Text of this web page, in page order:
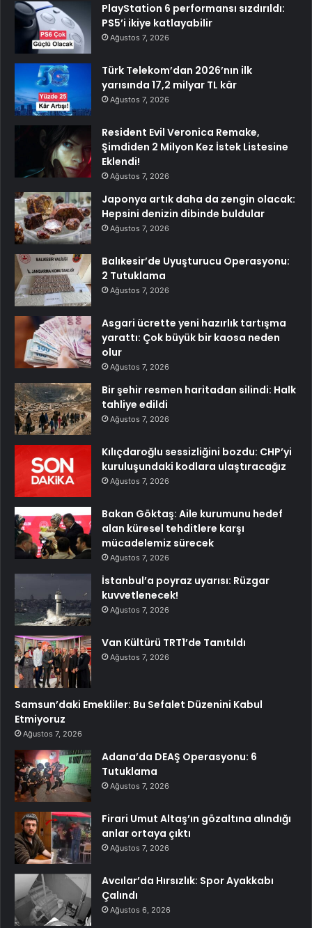
PlayStation 6 performansı sızdırıldı:
PS5’i ikiye katlayabilir
Ağustos 7, 2026
Türk Telekom’dan 2026’nın ilk
yarısında 17,2 milyar TL kâr
Ağustos 7, 2026
Resident Evil Veronica Remake,
Şimdiden 2 Milyon Kez İstek Listesine
Eklendi!
Ağustos 7, 2026
Japonya artık daha da zengin olacak:
Hepsini denizin dibinde buldular
Ağustos 7, 2026
Balıkesir’de Uyuşturucu Operasyonu:
2 Tutuklama
Ağustos 7, 2026
Asgari ücrette yeni hazırlık tartışma
yarattı: Çok büyük bir kaosa neden
olur
Ağustos 7, 2026
Bir şehir resmen haritadan silindi: Halk
tahliye edildi
Ağustos 7, 2026
Kılıçdaroğlu sessizliğini bozdu: CHP’yi
kuruluşundaki kodlara ulaştıracağız
Ağustos 7, 2026
Bakan Göktaş: Aile kurumunu hedef
alan küresel tehditlere karşı
mücadelemiz sürecek
Ağustos 7, 2026
İstanbul’a poyraz uyarısı: Rüzgar
kuvvetlenecek!
Ağustos 7, 2026
Van Kültürü TRT1’de Tanıtıldı
Ağustos 7, 2026
Samsun’daki Emekliler: Bu Sefalet Düzenini Kabul
Etmiyoruz
Ağustos 7, 2026
Adana’da DEAŞ Operasyonu: 6
Tutuklama
Ağustos 7, 2026
Firari Umut Altaş’ın gözaltına alındığı
anlar ortaya çıktı
Ağustos 7, 2026
Avcılar’da Hırsızlık: Spor Ayakkabı
Çalındı
Ağustos 6, 2026